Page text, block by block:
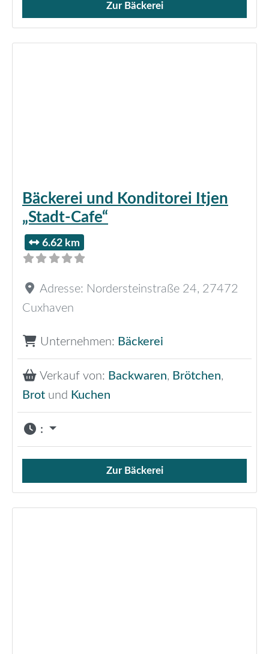
Verkauf von Brötchen,
Zur Bäckerei
Bäckerei und Konditorei Itjen
„Stadt-Cafe“
6.62 km
Adresse: Nordersteinstraße 24, 27472
Cuxhaven
Unternehmen: Bäckerei
Verkauf von: Backwaren, Brötchen,
Brot und Kuchen
:
Verkauf von Brötchen,
Zur Bäckerei